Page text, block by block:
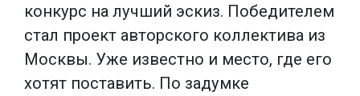
конкурс на лучший эскиз. Победителем
стал проект авторского коллектива из
Москвы. Уже известно и место, где его
хотят поставить. По задумке